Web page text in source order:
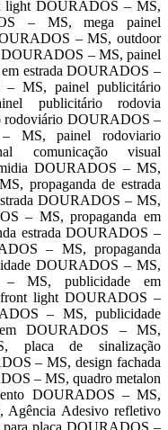
light DOURADOS – MS,
– MS, mega painel
– MS, outdoor
– MS, painel
estrada DOURADOS –
MS, painel publicitário
publicitário rodovia
DOURADOS –
MS, painel rodoviario
comunicação visual
DOURADOS – MS,
propaganda de estrada
DOURADOS – MS,
– MS, propaganda em
estrada DOURADOS –
– MS, propaganda
DOURADOS – MS,
– MS, publicidade em
light DOURADOS –
– MS, publicidade
DOURADOS – MS,
placa de sinalização
– MS, design fachada
– MS, quadro metalon
DOURADOS – MS,
Adesivo refletivo
placa DOURADOS –